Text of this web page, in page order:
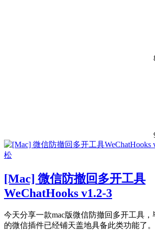
[Mac] 微信防撤回多开工具
WeChatHooks v1.2-3
今天分享一款mac版微信防撤回多开工具，
的微信插件已经铺天盖地具备此类功能了。